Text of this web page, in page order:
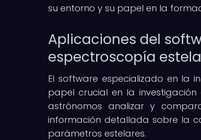
su entorno y su papel en la
Aplicaciones del
espectroscopía
El software especializado en la
papel crucial en la
astrónomos analizar y
información detallada sobre la
parámetros estelares.